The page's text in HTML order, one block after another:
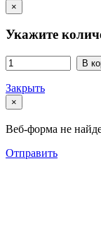
×
Укажите
В
Закрыть
×
Веб-форма не
Отправить